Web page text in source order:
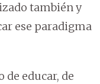
también y
ese paradigma
educar, de